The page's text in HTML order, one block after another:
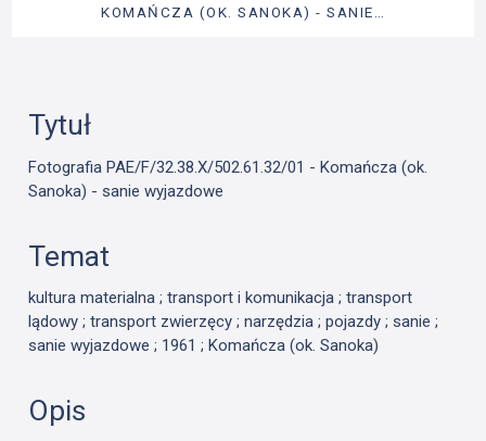
KOMAŃCZA (OK. SANOKA) - SANIE…
Tytuł
Fotografia PAE/F/32.38.X/502.61.32/01 - Komańcza (ok.
Sanoka) - sanie wyjazdowe
Temat
kultura materialna ; transport i komunikacja ; transport
lądowy ; transport zwierzęcy ; narzędzia ; pojazdy ; sanie ;
sanie wyjazdowe ; 1961 ; Komańcza (ok. Sanoka)
Opis